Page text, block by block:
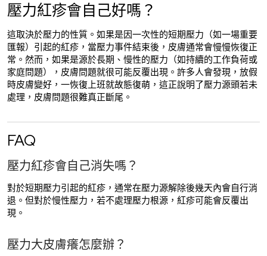
壓力紅疹會自己好嗎？
這取決於壓力的性質。如果是因一次性的短期壓力（如一場重要
匯報）引起的紅疹，當壓力事件結束後，皮膚通常會慢慢恢復正
常。然而，如果是源於長期、慢性的壓力（如持續的工作負荷或
家庭問題），皮膚問題就很可能反覆出現。許多人會發現，放假
時皮膚變好，一恢復上班就故態復萌，這正說明了壓力源頭若未
處理，皮膚問題很難真正斷尾。
FAQ
壓力紅疹會自己消失嗎？
對於短期壓力引起的紅疹，通常在壓力源解除後幾天內會自行消
退。但對於慢性壓力，若不處理壓力根源，紅疹可能會反覆出
現。
壓力大皮膚癢怎麼辦？